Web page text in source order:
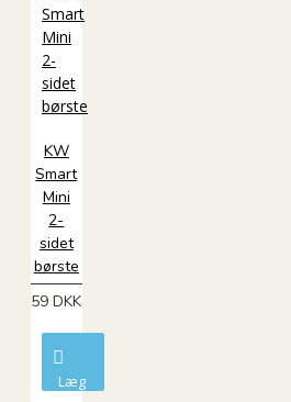
KW
Smart
Mini
2-
sidet
børste
59 DKK
Læg